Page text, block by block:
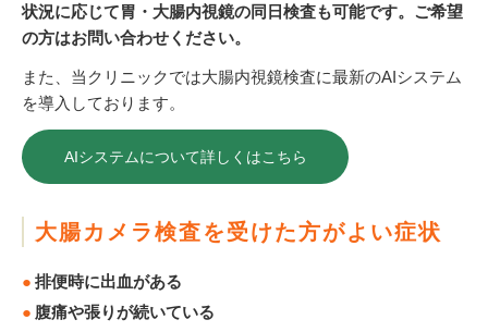
状況に応じて胃・大腸内視鏡の同日検査も可能です。ご希望
の方はお問い合わせください。
また、当クリニックでは大腸内視鏡検査に最新のAIシステム
を導入しております。
AIシステムについて詳しくはこちら
大腸カメラ検査を受けた方がよい症状
排便時に出血がある
腹痛や張りが続いている